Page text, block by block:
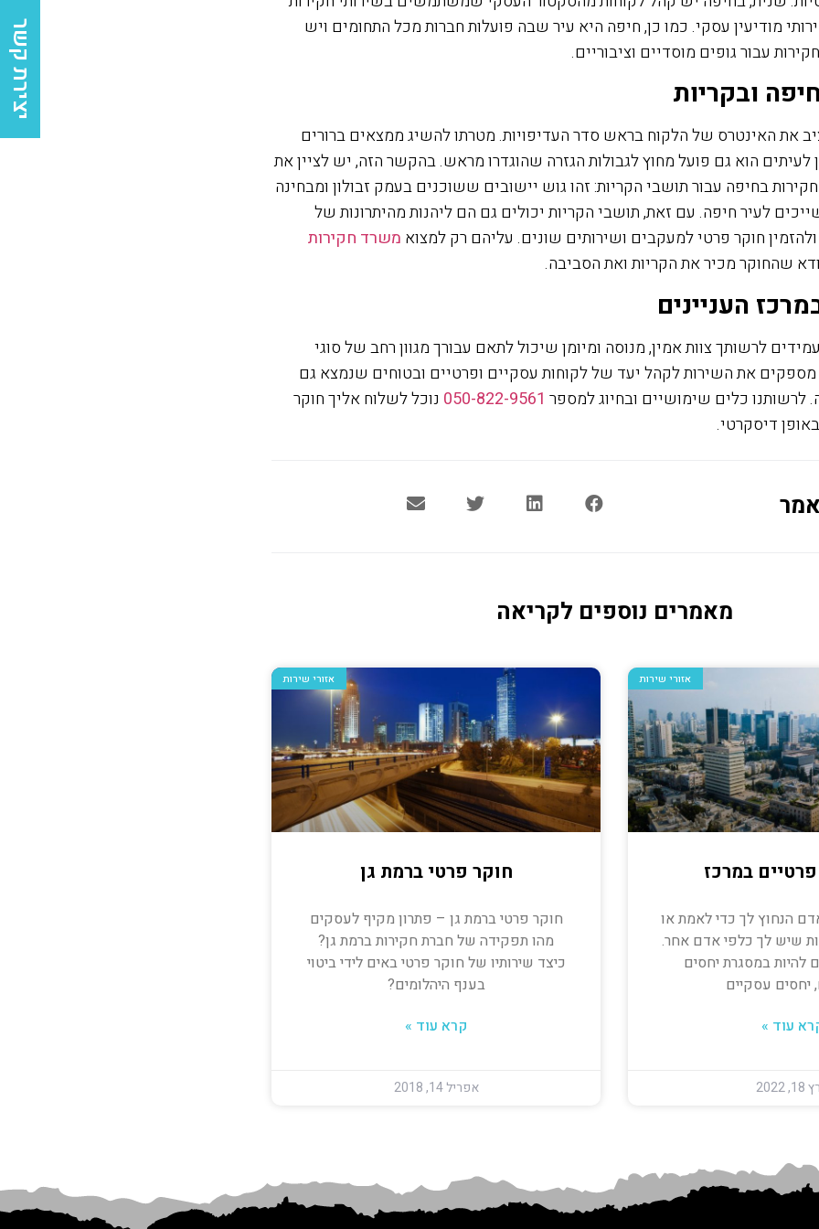
יצירת קשר
מודיעין עסקי. כמו כן, חיפה היא עיר שבה פועלות חברות מכל התחומים ויש
עבור גופים מוסדיים וציבוריים.
ובקריות
את האינטרס של הלקוח בראש סדר העדיפויות. מטרתו להשיג ממצאים ברורים
לעיתים הוא גם פועל מחוץ לגבולות הגזרה שהוגדרו מראש. בהקשר הזה, יש לציין את
בחיפה עבור תושבי הקריות: זהו גוש יישובים ששוכנים בעמק זבולון ומבחינה
לעיר חיפה. עם זאת, תושבי הקריות יכולים גם הם ליהנות מהיתרונות של
חוקר פרטי למעקבים ושירותים שונים. עליהם רק למצוא משרד חקירות
שהחוקר מכיר את הקריות ואת הסביבה.
העניינים
לרשותך צוות אמין, מנוסה ומיומן שיכול לתאם עבורך מגוון רחב של סוגי
מספקים את השירות לקהל יעד של לקוחות עסקיים ופרטיים ובטוחים שנמצא גם
לרשותנו כלים שימושיים ובחיוג למספר 050-822-9561 נוכל לשלוח אליך חוקר
דיסקרטי.
מאמרים נוספים לקריאה
אזורי שירות
במרכז
הנחוץ לך כדי לאמת או
שיש לך כלפי אדם אחר.
להיות במסגרת יחסים
יחסים עסקיים
עוד »
אזורי שירות
חוקר פרטי ברמת גן
חוקר פרטי ברמת גן – פתרון מקיף לעסקים
מהו תפקידה של חברת חקירות ברמת גן?
כיצד שירותיו של חוקר פרטי באים לידי ביטוי
בענף היהלומים?
קרא עוד »
אפריל 14, 2018